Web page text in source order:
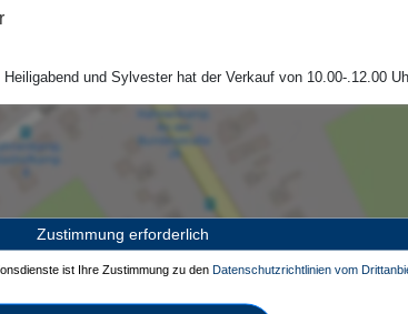
und Sylvester hat der Verkauf von 10.00-.12.00
Zustimmung erforderlich
ist Ihre Zustimmung zu den Datenschutzrichtlinien vom